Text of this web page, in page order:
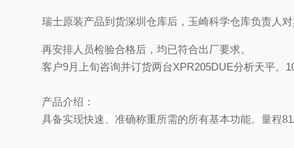
瑞士原装产品到货深圳仓库后，玉崎科学仓库负责人
再安排人员检验合格后，均已符合出厂要求。
客户9月上旬咨询并订货两台XPR205DUE分析天平。
产品介绍：
具备实现快速、准确称重所需的所有基本功能。量程